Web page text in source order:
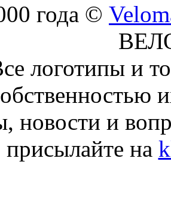
года ©
логотипы и
новости и
присылайте на